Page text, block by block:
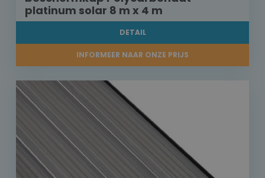
platinum solar 8 m x 4 m
DETAIL
INFORMEER NAAR ONZE PRIJS